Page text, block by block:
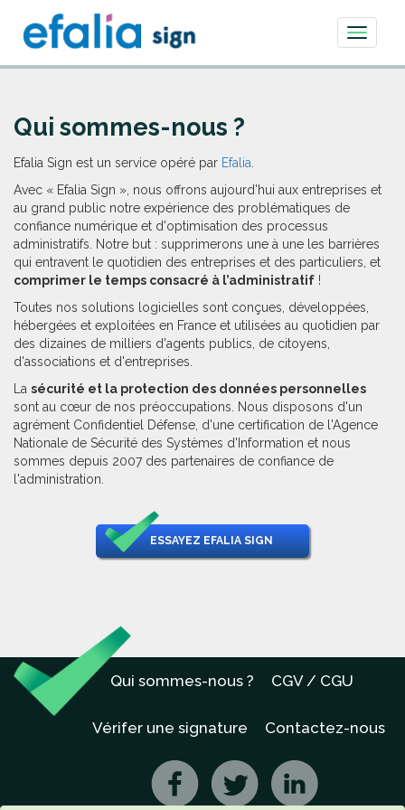
Toggle
Qui sommes-nous ?
Efalia Sign est un service opéré par Efalia
Avec « Efalia Sign », nous offrons aujourd'hui aux entreprises et
au grand public notre expérience des problématiques de
confiance numérique et d'optimisation des processus
administratifs. Notre but : supprimerons une à une les barrières
qui entravent le quotidien des entreprises et des particuliers, et
comprimer le temps consacré à l’administratif !
Toutes nos solutions logicielles sont conçues, développées,
hébergées et exploitées en France et utilisées au quotidien par
des dizaines de milliers d'agents publics, de citoyens,
d'associations et d'entreprises.
La sécurité et la protection des données personnelles
sont au cœur de nos préoccupations. Nous disposons d'un
agrément Confidentiel Défense, d'une certification de l'Agence
Nationale de Sécurité des Systèmes d'Information et nous
sommes depuis 2007 des partenaires de confiance de
l'administration.
ESSAYEZ EFALIA SIGN
Qui sommes-nous ? CGV / CGU
Vérifer une signature Contactez-nous